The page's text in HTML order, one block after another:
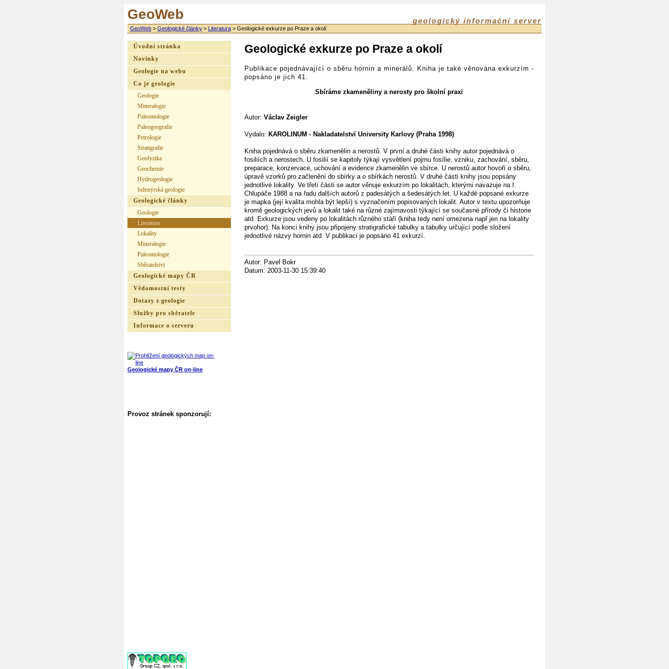
GeoWeb geologický informační server
GeoWeb > Geologické články > Literatura > Geologické exkurze po Praze a okolí
Geologické exkurze po Praze a okolí
Publikace pojednávající o sběru hornin a minerálů. Kniha je také věnována exkurzím -
popsáno je jich 41.
Sbíráme zkameněliny a nerosty pro školní praxi
Autor: Václav Zeigler
Vydalo: KAROLINUM - Nakladatelství University Karlovy (Praha 1998)
Kniha pojednává o sběru zkamenělin a nerostů. V první a druhé části knihy autor pojednává o
fosiliích a nerostech. U fosilií se kapitoly týkají vysvětlení pojmu fosílie, vzniku, zachování, sběru,
preparace, konzervace, uchování a evidence zkamenělin ve sbírce. U nerostů autor hovoří o sběru,
úpravě vzorků pro začlenění do sbírky a o sbírkách nerostů. V druhé části knihy jsou popsány
jednotlivé lokality. Ve třetí části se autor věnuje exkurzím po lokalitách, kterými navazuje na I.
Chlupáče 1988 a na řadu dalších autorů z padesátých a šedesátých let. U každé popsané exkurze
je mapka (její kvalita mohla být lepší) s vyznačením popisovaných lokalit. Autor v textu upozorňuje
kromě geologických jevů a lokalit také na různé zajímavosti týkající se současné přírody či historie
atd. Exkurze jsou vedeny po lokalitách různého stáří (kniha tedy není omezena např jen na lokality
prvohor). Na konci knihy jsou připojeny stratigrafické tabulky a tabulky určující podle složení
jednotlivé názvy hornin atd. V publikaci je popsáno 41 exkurzí.
Autor: Pavel Bokr
Datum: 2003-11-30 15:39:40
Úvodní stránka
Novinky
Geologie na webu
Co je geologie
Geologie
Mineralogie
Paleontologie
Paleogeografie
Petrologie
Stratigrafie
Geofyzika
Geochemie
Hydrogeologie
Inženýrská geologie
Geologické články
Geologie
Literatura
Lokality
Mineralogie
Paleontologie
Sběratelství
Geologické mapy ČR
Vědomostní testy
Dotazy z geologie
Služby pro sběratele
Informace o serveru
Geologické mapy ČR on-line
Provoz stránek sponzorují: